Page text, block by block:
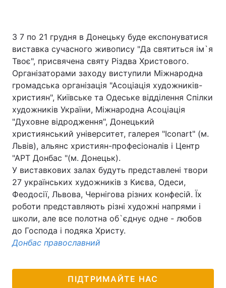
З 7 по 21 грудня в Донецьку буде експонуватися
виставка сучасного живопису "Да святиться ім`я
Твоє", присвячена святу Різдва Христового.
Організаторами заходу виступили Міжнародна
громадська організація "Асоціація художників-
християн", Київське та Одеське відділення Спілки
художників України, Міжнародна Асоціація
"Духовне відродження", Донецький
християнський університет, галерея "Iconart" (м.
Львів), альянс християн-професіоналів і Центр
"АРТ Донбас "(м. Донецьк).
У виставкових залах будуть представлені твори
27 українських художників з Києва, Одеси,
Феодосії, Львова, Чернігова різних конфесій. Їх
роботи представляють різні художні напрями і
школи, але все полотна об`єднує одне - любов
до Господа і подяка Христу.
Донбас православний
ПІДТРИМАЙТЕ НАС